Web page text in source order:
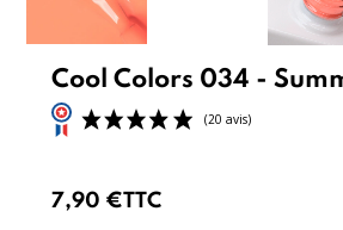
Cool Colors 034 -
7,90 €TTC